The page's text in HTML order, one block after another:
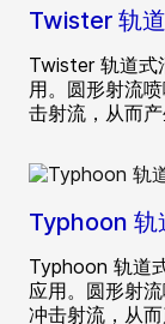
Twister 轨
Twister 轨道式
用。圆形射流
击射流，从而
Typhoon 轨
Typhoon 轨道
应用。圆形射
冲击射流，从